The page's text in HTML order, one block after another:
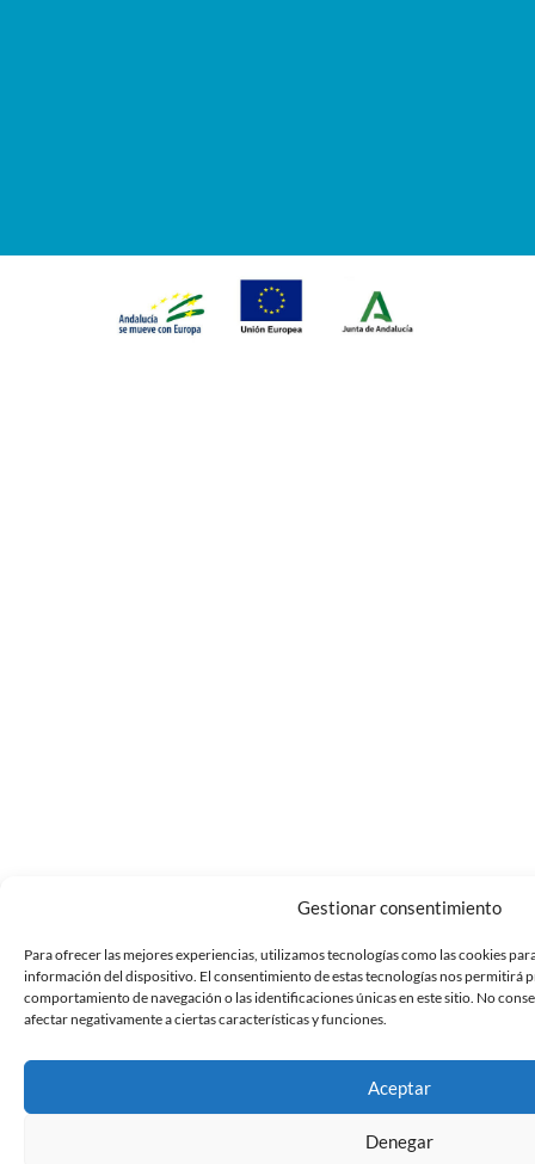
Gestionar consentimiento
Para ofrecer las mejores experiencias, utilizamos tecnologías como las cookies
información del dispositivo. El consentimiento de estas tecnologías nos permitirá
comportamiento de navegación o las identificaciones únicas en este sitio. No
afectar negativamente a ciertas características y funciones.
Aceptar
Denegar